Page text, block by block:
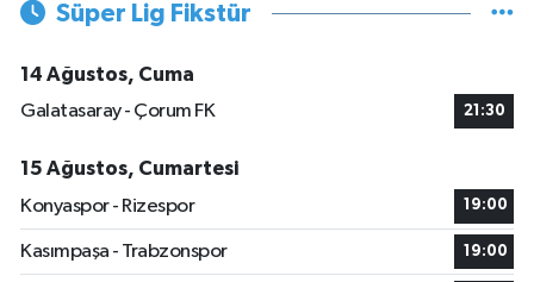
Süper Lig Fikstür
14 Ağustos, Cuma
Galatasaray - Çorum FK
21:30
15 Ağustos, Cumartesi
Konyaspor - Rizespor
19:00
Kasımpaşa - Trabzonspor 19:00